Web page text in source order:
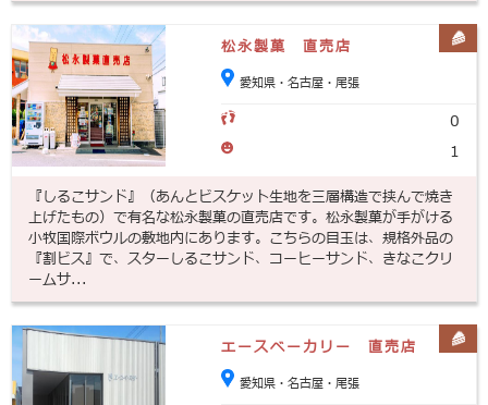
松永製菓 直売店
愛知県・名古屋・尾張
0
1
『しるこサンド』（あんとビスケット生地を三層構造で挟んで焼き
上げたもの）で有名な松永製菓の直売店です。松永製菓が手がける
小牧国際ボウルの敷地内にあります。こちらの目玉は、規格外品の
『割ビス』で、スターしるこサンド、コーヒーサンド、きなこクリ
ームサ...
エースベーカリー 直売店
愛知県・名古屋・尾張